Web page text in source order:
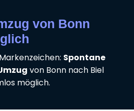
von Bonn
Spontane
von Bonn nach Biel
möglich.